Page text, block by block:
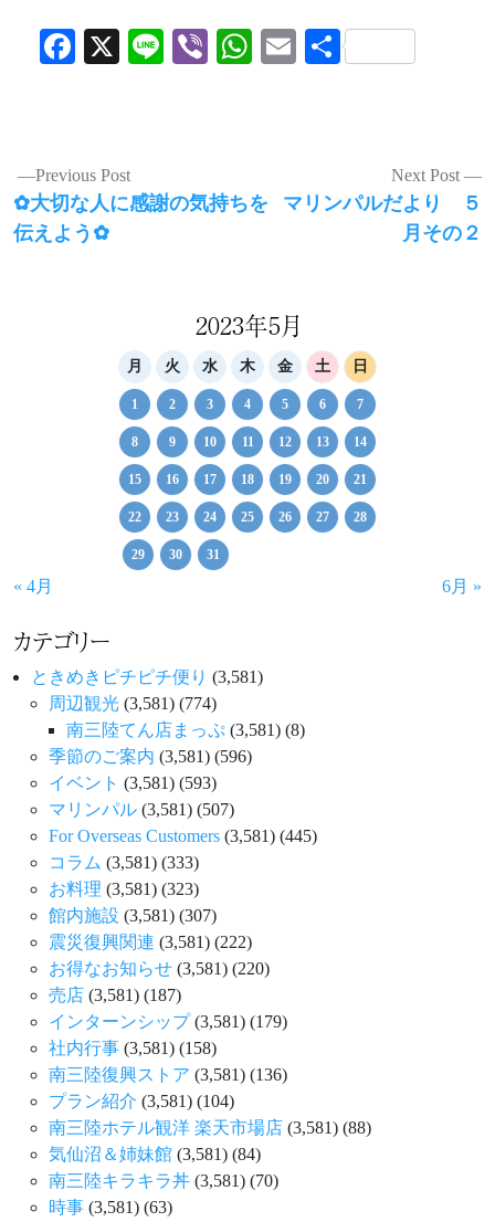
Facebook
X LineViberWhatsApp
Email
共
投
稿
ナ
Previous Post
Previous
post:
✿大切な人に感謝の気持ちを
伝えよう✿
Next Post
Next
マリンパルだより ５
月その２
2023年5月
月 火 水 木 金 土 日
1 2 3 4 5 6 7
8 9 10 11 12 13 14
15 16 17 18 19 20 21
22 23 24 25 26 27 28
29 30 31
« 4月 6月 »
カテゴリー
ときめきピチピチ便り (3,581)
周辺観光 (3,581) (774)
南三陸てん店まっぷ (3,581) (8)
季節のご案内 (3,581) (596)
イベント (3,581) (593)
マリンパル (3,581) (507)
For Overseas Customers (3,581) (445)
コラム (3,581) (333)
お料理 (3,581) (323)
館内施設 (3,581) (307)
震災復興関連 (3,581) (222)
お得なお知らせ (3,581) (220)
売店 (3,581) (187)
インターンシップ(3,581) (179)
社内行事 (3,581) (158)
南三陸復興ストア (3,581) (136)
プラン紹介 (3,581) (104)
南三陸ホテル観洋 楽天市場店 (3,581) (88)
気仙沼＆姉妹館 (3,581) (84)
南三陸キラキラ丼 (3,581) (70)
時事 (3,581) (63)